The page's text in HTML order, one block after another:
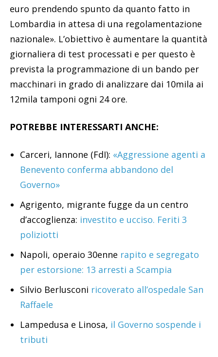
euro prendendo spunto da quanto fatto in
Lombardia in attesa di una regolamentazione
nazionale». L’obiettivo è aumentare la quantità
giornaliera di test processati e per questo è
prevista la programmazione di un bando per
macchinari in grado di analizzare dai 10mila ai
12mila tamponi ogni 24 ore.
POTREBBE INTERESSARTI ANCHE:
Carceri, Iannone (FdI): «Aggressione agenti a
Benevento conferma abbandono del
Governo»
Agrigento, migrante fugge da un centro
d’accoglienza: investito e ucciso. Feriti 3
poliziotti
Napoli, operaio 30enne rapito e segregato
per estorsione: 13 arresti a Scampia
Silvio Berlusconi ricoverato all’ospedale San
Raffaele
Lampedusa e Linosa, il Governo sospende i
tributi